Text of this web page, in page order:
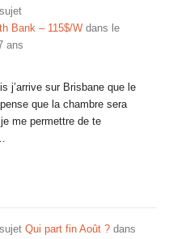
Bank – 115$/W dans le
ans
j’arrive sur Brisbane que le
que la chambre sera
me permettre de te
Qui part fin Août ? dans